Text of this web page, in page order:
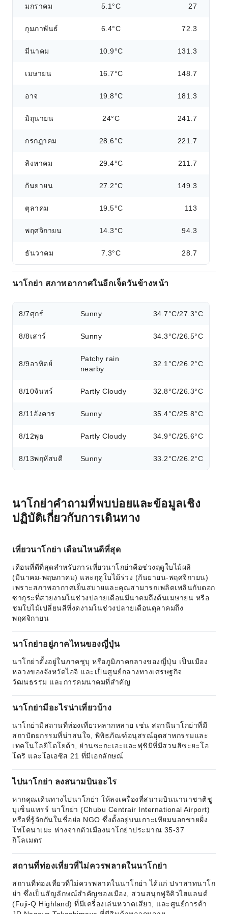
มกราคม 5.1°C 27
กุมภาพันธ์ 6.4°C 72.3
มีนาคม 10.9°C 131.3
เมษายน 16.7°C 148.7
อาจ 19.8°C 181.3
มิถุนายน 24°C 241.7
กรกฎาคม 28.6°C 221.7
สิงหาคม 29.4°C 211.7
กันยายน 27.2°C 149.3
ตุลาคม 19.5°C 113
พฤศจิกายน 14.3°C 94.3
ธันวาคม 7.3°C 28.7
นาโกย่า สภาพอากาศในอีกเจ็ดวันข้างหน้า
8/7ศุกร์ Sunny 34.7°C/27.3°C
8/8เสาร์ Sunny 34.3°C/26.5°C
8/9อาทิตย์
Patchy rain
nearby
32.1°C/26.2°C
8/10จันทร์ Partly Cloudy 32.8°C/26.3°C
8/11 อังคาร Sunny 35.4°C/25.8°C
8/12พุธ Partly Cloudy 34.9°C/25.6°C
8/13พฤหัสบดี Sunny 33.2°C/26.2°C
นาโกย่าคำถามที่พบบ่อยและข้อมูลเชิง
ปฏิบัติเกี่ยวกับการเดินทาง
เที่ยวนาโกย่า เดือนไหนดีที่สุด
เดือนที่ดีที่สุดสำหรับการเที่ยวนาโกย่าคือช่วงฤดูใบไม้ผลิ
(มีนาคม-พฤษภาคม) และฤดูใบไม้ร่วง (กันยายน-พฤศจิกายน)
เพราะสภาพอากาศเย็นสบายและคุณสามารถเพลิดเพลินกับดอก
ซากุระที่สวยงามในช่วงปลายเดือนมีนาคมถึงต้นเมษายน หรือ
ชมใบไม้เปลี่ยนสีที่งดงามในช่วงปลายเดือนตุลาคมถึง
พฤศจิกายน
นาโกย่าอยู่ภาคไหนของญี่ปุ่น
นาโกย่าตั้งอยู่ในภาคชูบุ หรือภูมิภาคกลางของญี่ปุ่น เป็นเมือง
หลวงของจังหวัดไอจิ และเป็นศูนย์กลางทางเศรษฐกิจ
วัฒนธรรม และการคมนาคมที่สำคัญ
นาโกย่ามีอะไรน่าเที่ยวบ้าง
นาโกย่ามีสถานที่ท่องเที่ยวหลากหลาย เช่น สถานีนาโกย่าที่มี
สถาปัตยกรรมที่น่าสนใจ, พิพิธภัณฑ์อนุสรณ์อุตสาหกรรมและ
เทคโนโลยีโตโยต้า, ย่านซะกะเอะและฟุชิมิที่มีสวนฮิซะยะโอ
โดริ และโอเอซิส 21 ที่มีเอกลักษณ์
ไปนาโกย่า ลงสนามบินอะไร
หากคุณเดินทางไปนาโกย่า ให้ลงเครื่องที่สนามบินนานาชาติชู
บุเซ็นแทรร์ นาโกย่า (Chubu Centrair International Airport)
หรือที่รู้จักกันในชื่อย่อ NGO ซึ่งตั้งอยู่บนเกาะเทียมนอกชายฝั่ง
โทโคนาเมะ ห่างจากตัวเมืองนาโกย่าประมาณ 35-37
กิโลเมตร
สถานที่ท่องเที่ยวที่ไม่ควรพลาดในนาโกย่า
สถานที่ท่องเที่ยวที่ไม่ควรพลาดในนาโกย่า ได้แก่ ปราสาทนาโก
ย่า ซึ่งเป็นสัญลักษณ์สำคัญของเมือง, สวนสนุกฟูจิคิวไฮแลนด์
(Fuji-Q Highland) ที่มีเครื่องเล่นหวาดเสียว, และศูนย์การค้า